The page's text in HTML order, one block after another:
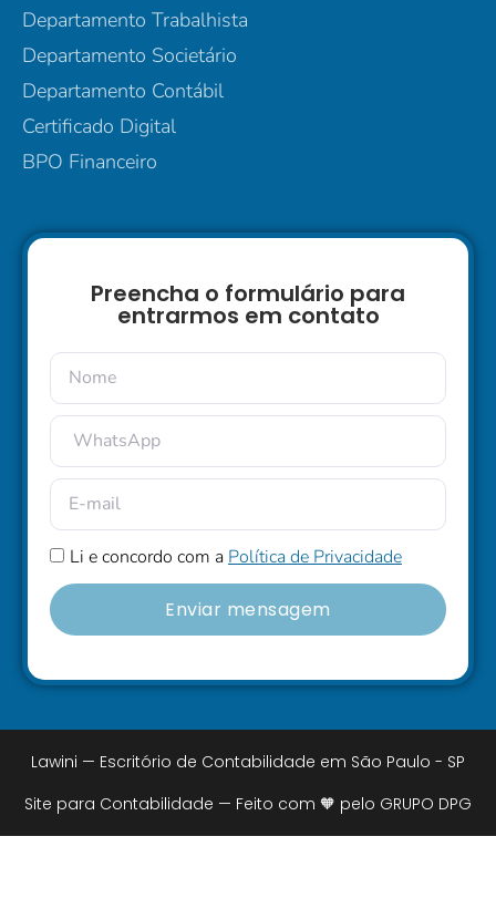
Departamento Trabalhista
Departamento Societário
Departamento Contábil
Certificado Digital
BPO Financeiro
Preencha o formulário para
entrarmos em contato
Li e concordo com a Política de Privacidade
Enviar mensagem
Lawini — Escritório de Contabilidade em São Paulo - SP
Site para Contabilidade — Feito com 🧡 pelo GRUPO DPG